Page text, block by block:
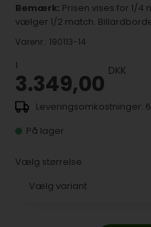
Bemærk: Prisen vises for 1/
vælger 1/2 match.
Varenr.: 190113-14
1
3.349,00 DKK
På lager
Vælg størrelse